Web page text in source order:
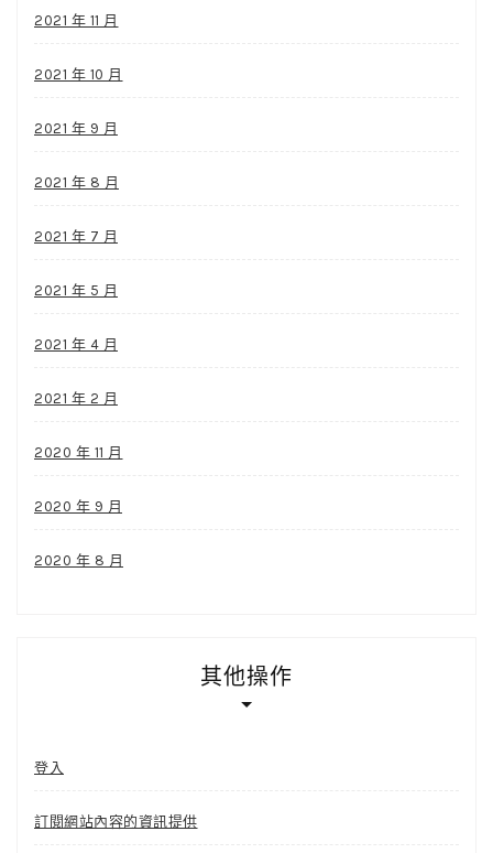
2021 年 11 月
2021 年 10 月
2021 年 9 月
2021 年 8 月
2021 年 7 月
2021 年 5 月
2021 年 4 月
2021 年 2 月
2020 年 11 月
2020 年 9 月
2020 年 8 月
其他操作
登入
訂閱網站內容的資訊提供